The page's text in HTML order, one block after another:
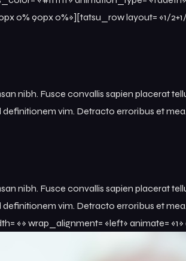
90px 0%»][tatsu_row layout= «1/
nibh. Fusce convallis sapien placerat
definitionem vim. Detracto erroribus et
nibh. Fusce convallis sapien placerat
definitionem vim. Detracto erroribus et
«» wrap_alignment= «left» animate=